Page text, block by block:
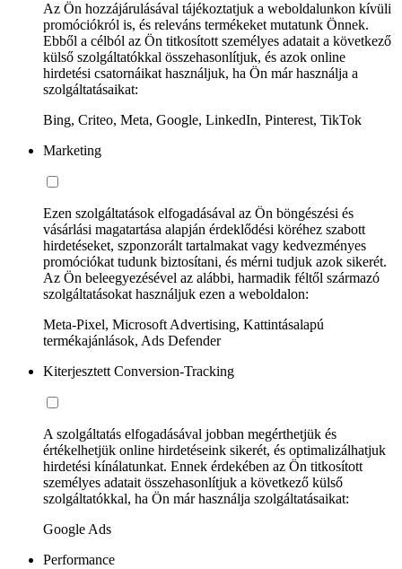
Az Ön hozzájárulásával tájékoztatjuk a weboldalunkon kívüli
promóciókról is, és releváns termékeket mutatunk Önnek.
Ebből a célból az Ön titkosított személyes adatait a következő
külső szolgáltatókkal összehasonlítjuk, és azok online
hirdetési csatornáikat használjuk, ha Ön már használja a
szolgáltatásaikat:
Bing, Criteo, Meta, Google, LinkedIn, Pinterest, TikTok
Marketing
Ezen szolgáltatások elfogadásával az Ön böngészési és
vásárlási magatartása alapján érdeklődési köréhez szabott
hirdetéseket, szponzorált tartalmakat vagy kedvezményes
promóciókat tudunk biztosítani, és mérni tudjuk azok sikerét.
Az Ön beleegyezésével az alábbi, harmadik féltől származó
szolgáltatásokat használjuk ezen a weboldalon:
Meta-Pixel, Microsoft Advertising, Kattintásalapú
termékajánlások, Ads Defender
Kiterjesztett Conversion-Tracking
A szolgáltatás elfogadásával jobban megérthetjük és
értékelhetjük online hirdetéseink sikerét, és optimalizálhatjuk
hirdetési kínálatunkat. Ennek érdekében az Ön titkosított
személyes adatait összehasonlítjuk a következő külső
szolgáltatókkal, ha Ön már használja szolgáltatásaikat:
Google Ads
Performance